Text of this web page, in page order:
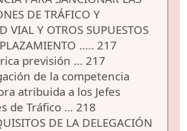
DE TRÁFICO Y
VIAL Y OTROS SUPUESTOS
..... 217
previsión ... 217
de la competencia
atribuida a los Jefes
de Tráfico ... 218
DE LA DELEGACIÓN